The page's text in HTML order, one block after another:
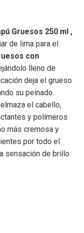
Gruesos 250 ml ,
de lima para el
con
lleno de
deja el grueso
su peinado.
el cabello,
y polímeros
más cremosa y
por todo el
sensación de brillo